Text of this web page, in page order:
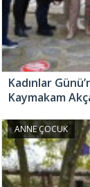
Kadınlar
Kaymakam
ANNE ÇOCUK